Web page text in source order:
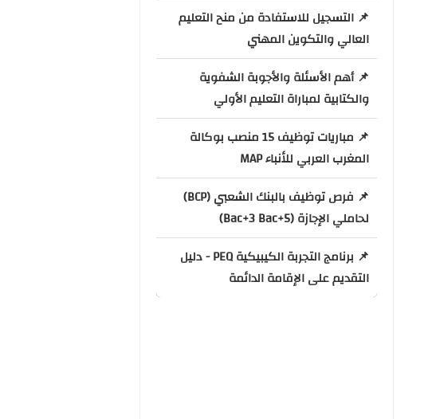
📌 التسجيل للاستفادة من منح التعليم
العالي والتكوين المهني
📌 أهم الأسئلة والأجوبة الشفوية
والكتابية لمباراة التعليم الأولي
📌 مباريات توظيف 15 منصب بوكالة
المغرب العربي للأنباء MAP
📌 فرص توظيف بالبنك الشعبي (BCP)
لحاملي الإجازة (Bac+3 Bac+5)
📌 برنامج التجربة الكيبيكية PEQ - دليل
التقديم على الإقامة الدائمة